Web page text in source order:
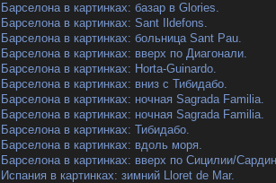
Барселона в картинках: базар в Glories.
Барселона в картинках: Sant Ildefons.
Барселона в картинках: больница Sant Pau.
Барселона в картинках: вверх по Диагонали.
Барселона в картинках: Horta-Guinardo.
Барселона в картинках: вниз с Тибидабо.
Барселона в картинках: ночная Sagrada Familia.
Барселона в картинках: ночная Sagrada Familia.
Барселона в картинках: Тибидабо.
Барселона в картинках: вдоль моря.
Барселона в картинках: вверх по Сицилии/
Испания в картинках: зимний Lloret de Mar.